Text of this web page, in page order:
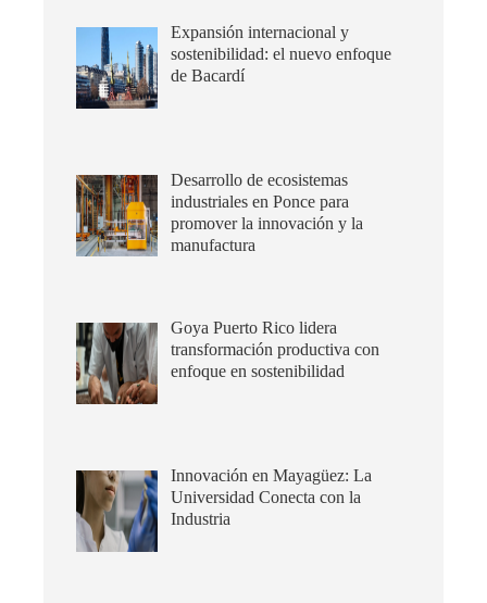
Expansión internacional y
sostenibilidad: el nuevo enfoque
de Bacardí
Desarrollo de ecosistemas
industriales en Ponce para
promover la innovación y la
manufactura
Goya Puerto Rico lidera
transformación productiva con
enfoque en sostenibilidad
Innovación en Mayagüez: La
Universidad Conecta con la
Industria